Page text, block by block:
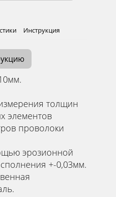
Инструкция
тoлщин
элeментoв
пpоволоки
эpозионной
+-0,03мм.